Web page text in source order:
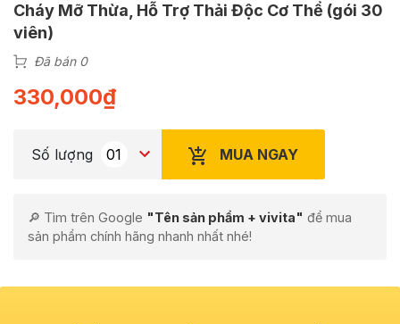
Cháy Mỡ Thừa, Hỗ Trợ Thải Độc Cơ Thể (gói 30
viên)
Đã bán 0
330,000₫
Số lượng MUA NGAY
🔎 Tìm trên Google "Tên sản phẩm + vivita" để mua
sản phẩm chính hãng nhanh nhất nhé!